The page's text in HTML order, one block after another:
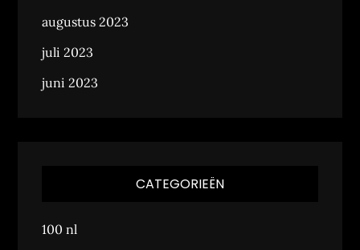
augustus 2023
juli 2023
juni 2023
CATEGORIEËN
100 nl